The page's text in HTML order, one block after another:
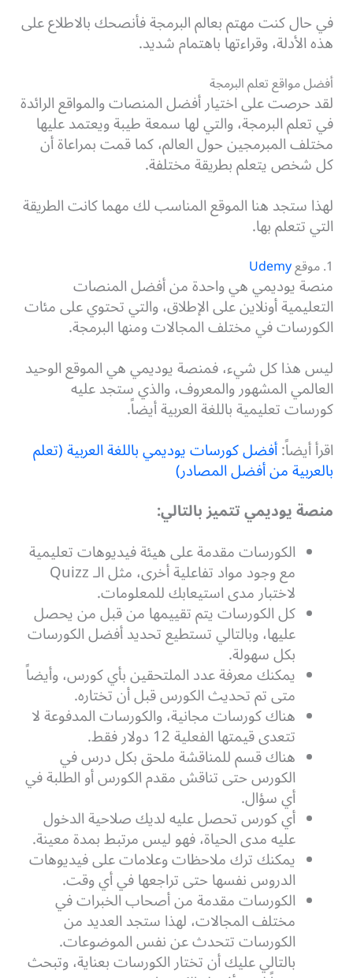
في حال كنت مهتم بعالم البرمجة فأنصحك بالاطلاع على
هذه الأدلة، وقراءتها باهتمام شديد.
أفضل مواقع تعلم البرمجة
لقد حرصت على اختيار أفضل المنصات والمواقع الرائدة
في تعلم البرمجة، والتي لها سمعة طيبة ويعتمد عليها
مختلف المبرمجين حول العالم، كما قمت بمراعاة أن
كل شخص يتعلم بطريقة مختلفة.
لهذا ستجد هنا الموقع المناسب لك مهما كانت الطريقة
التي تتعلم بها.
1. موقع Udemy
منصة يوديمي هي واحدة من أفضل المنصات
التعليمية أونلاين على الإطلاق، والتي تحتوي على مئات
الكورسات في مختلف المجالات ومنها البرمجة.
ليس هذا كل شيء، فمنصة يوديمي هي الموقع الوحيد
العالمي المشهور والمعروف، والذي ستجد عليه
كورسات تعليمية باللغة العربية أيضاً.
اقرأ أيضاً:أفضل كورسات يوديمي باللغة العربية (تعلم
بالعربية من أفضل المصادر)
منصة يوديمي تتميز بالتالي:
الكورسات مقدمة على هيئة فيديوهات تعليمية
مع وجود مواد تفاعلية أخرى، مثل الـ Quizz
لاختبار مدى استيعابك للمعلومات.
كل الكورسات يتم تقييمها من قبل من يحصل
عليها، وبالتالي تستطيع تحديد أفضل الكورسات
بكل سهولة.
يمكنك معرفة عدد الملتحقين بأي كورس، وأيضاً
متى تم تحديث الكورس قبل أن تختاره.
هناك كورسات مجانية، والكورسات المدفوعة لا
تتعدى قيمتها الفعلية 12 دولار فقط.
هناك قسم للمناقشة ملحق بكل درس في
الكورس حتى تناقش مقدم الكورس أو الطلبة في
أي سؤال.
أي كورس تحصل عليه لديك صلاحية الدخول
عليه مدى الحياة، فهو ليس مرتبط بمدة معينة.
يمكنك ترك ملاحظات وعلامات على فيديوهات
الدروس نفسها حتى تراجعها في أي وقت.
الكورسات مقدمة من أصحاب الخبرات في
مختلف المجالات، لهذا ستجد العديد من
الكورسات تتحدث عن نفس الموضوعات.
بالتالي عليك أن تختار الكورسات بعناية، وتبحث